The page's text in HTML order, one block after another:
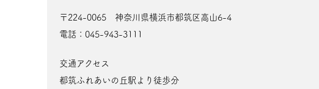
〒224-0065 神奈川県横浜市都筑区高山6-4
電話：045-943-3111
交通アクセス
都筑ふれあいの丘駅より徒歩分